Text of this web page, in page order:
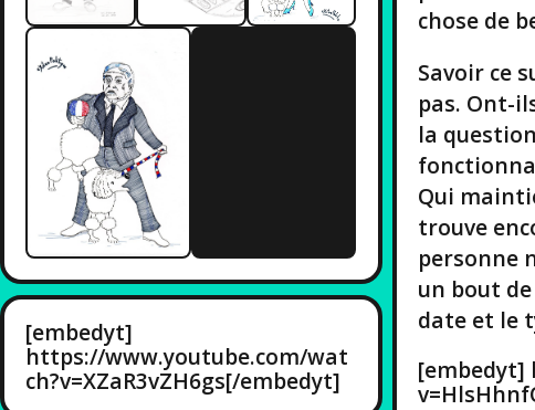
[embedyt]
https://www.youtube.com/wat
ch?v=XZaR3vZH6gs[/embedyt]
chose de
Savoir ce
pas. Ont-
la
Qui
trouve
personne
un bout
date et le
[embedyt]